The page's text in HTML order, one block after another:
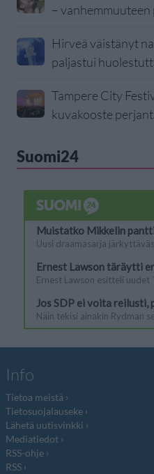
–
Hirveä väistänyt
paljastui
Tampere City
kuvakooste
Suomi24
Info
Tietoa meistä
Tietosuojalauseke
Lähetä uutisvinkki
Mediatiedot
RSS-ohje
RSS